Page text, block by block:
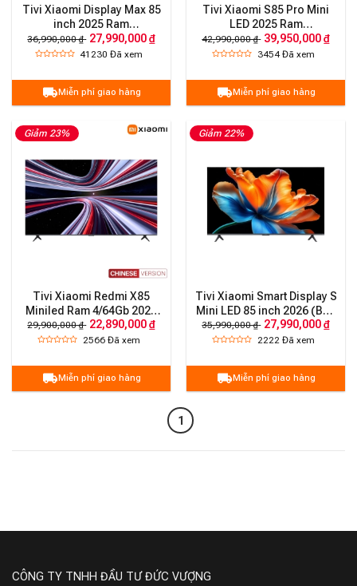
Tivi Xiaomi Display Max 85
inch 2025 Ram
3G/32G/4K/144Hz
36,990,000 ₫ 27,990,000 ₫
41230Đã xem
Miễn phí giao hàng
Tivi Xiaomi S85 Pro Mini
LED 2025 Ram
4G/64G/144HZ/4K
(5200nita)
42,990,000 ₫ 39,950,000 ₫
3454Đã xem
Miễn phí giao hàng
Giảm 23%
Tivi Xiaomi Redmi X85
Miniled Ram 4/64Gb 2026
độ sáng 1200nits 288Hz
29,900,000 ₫ 22,890,000 ₫
2566 Đã xem
Miễn phí giao hàng
Giảm 22%
Tivi Xiaomi Smart Display S
Mini LED 85 inch 2026 (Bản
Quốc tế)
35,990,000 ₫ 27,990,000 ₫
2222 Đã xem
Miễn phí giao hàng
1
CÔNG TY TNHH ĐẦU TƯ ĐỨC VƯỢNG